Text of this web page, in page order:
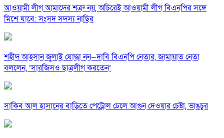
আওয়ামী লীগ আমাদের শত্রু নয়, অচিরেই আওয়ামী লীগ বিএনপির সঙ্গে
মিশে যাবে: সংসদ সদস্য নাছির
শহীদ আহসান জুলাই যোদ্ধা নন—দাবি বিএনপি নেতার, জামায়াত নেতা
বললেন, ‘সারজিসও ছাত্রলীগ করতেন’
সাকিব আল হাসানের বাড়িতে পেট্রোল ঢেলে আগুন দেওয়ার চেষ্টা, ভাঙচুর